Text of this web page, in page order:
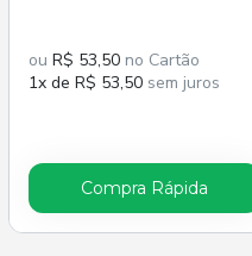
ou R$ 53,50 no Cartão
1x de R$ 53,50 sem juros
Compra Rápida